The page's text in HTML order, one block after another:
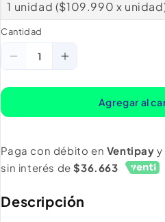
1 unidad ($109.990 x
Cantidad
Cantidad
Reducir
Silla
Auto
Convertible
360°
Isofix
Aumentar
Silla
Auto
Convertible
360°
Isofix
Agregar al
Paga con débito en Ventipay y
sin interés de$36.663
Descripción